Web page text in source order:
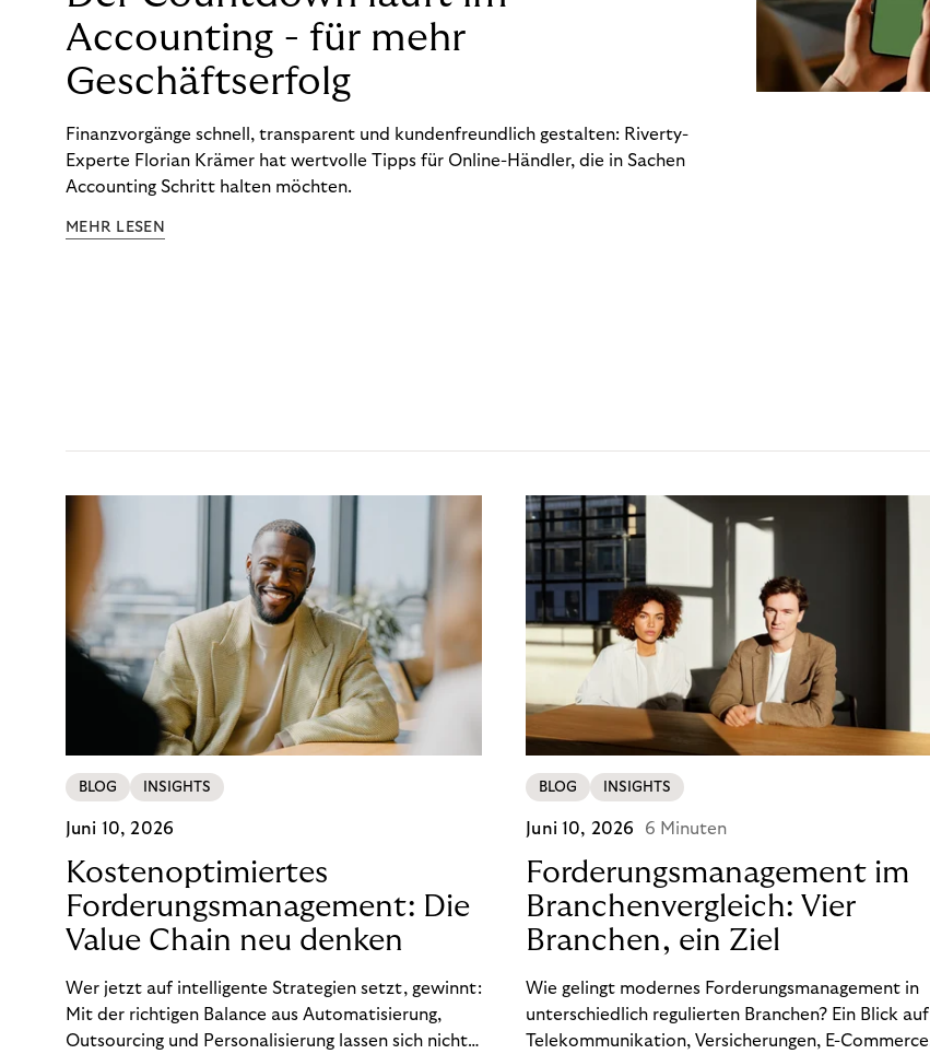
Accounting - für mehr
Geschäftserfolg
Finanzvorgänge schnell, transparent und kundenfreundlich gestalten: Riverty-
Experte Florian Krämer hat wertvolle Tipps für Online-Händler, die in Sachen
Accounting Schritt halten möchten.
MEHR LESEN
BLOG INSIGHTS
Juni 10, 2026
Kostenoptimiertes
Forderungsmanagement: Die
Value Chain neu denken
Wer jetzt auf intelligente Strategien setzt, gewinnt:
Mit der richtigen Balance aus Automatisierung,
Outsourcing und Personalisierung lassen sich nicht
BLOG INSIGHTS
Juni 10, 2026 6 Minuten
Forderungsmanagement im
Branchenvergleich: Vier
Branchen, ein Ziel
Wie gelingt modernes Forderungsmanagement in
unterschiedlich regulierten Branchen? Ein Blick auf
Telekommunikation, Versicherungen, E-Commerce